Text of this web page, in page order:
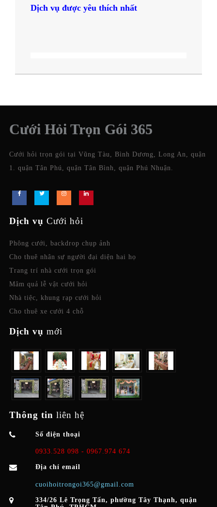
Dịch vụ được yêu thích nhất
Cưới Hỏi Trọn Gói 365
Cưới hỏi trọn gói tại Vũng Tàu, Bình Dương, Long An, quận
1. quận Tân Phú, quận Tân Bình, quận Phú Nhuận.
Dịch vụCưới hỏi
Phông cưới, backdrop chụp ảnh
Cho thuê nhân sự người đại diện hai họ
Trang trí nhà cưới trọn gói
Mâm quả lễ vật cưới hỏi
Nhà tiệc, khung rạp cưới hỏi
Cho thuê xe cưới 4 chỗ
Dịch vụmới
Thông tinliên hệ
Số điện thoại
0933.528 098 - 0967.974 674
Địa chỉ email
cuoihoitrongoi365@gmail.com
334/26 Lê Trọng Tấn, phường Tây Thạnh, quận